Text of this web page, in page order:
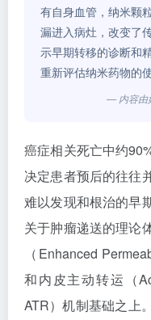
有自身血管，纳米颗
漏进入病灶，改变了
示早期转移的诊断和
重新评估纳米药物的
— 内容由
癌症相关死亡中约
决定患者预后的往往
难以发现和根治的早
关于肿瘤递送的理论
（Enhanced
和内皮主动转运（
ATR）机制基础之上